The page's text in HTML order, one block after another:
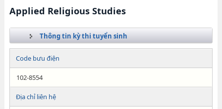
Applied Religious Studies
Thông tin kỳ thi tuyển sinh
Code bưu điện
102-8554
Địa chỉ liên hệ